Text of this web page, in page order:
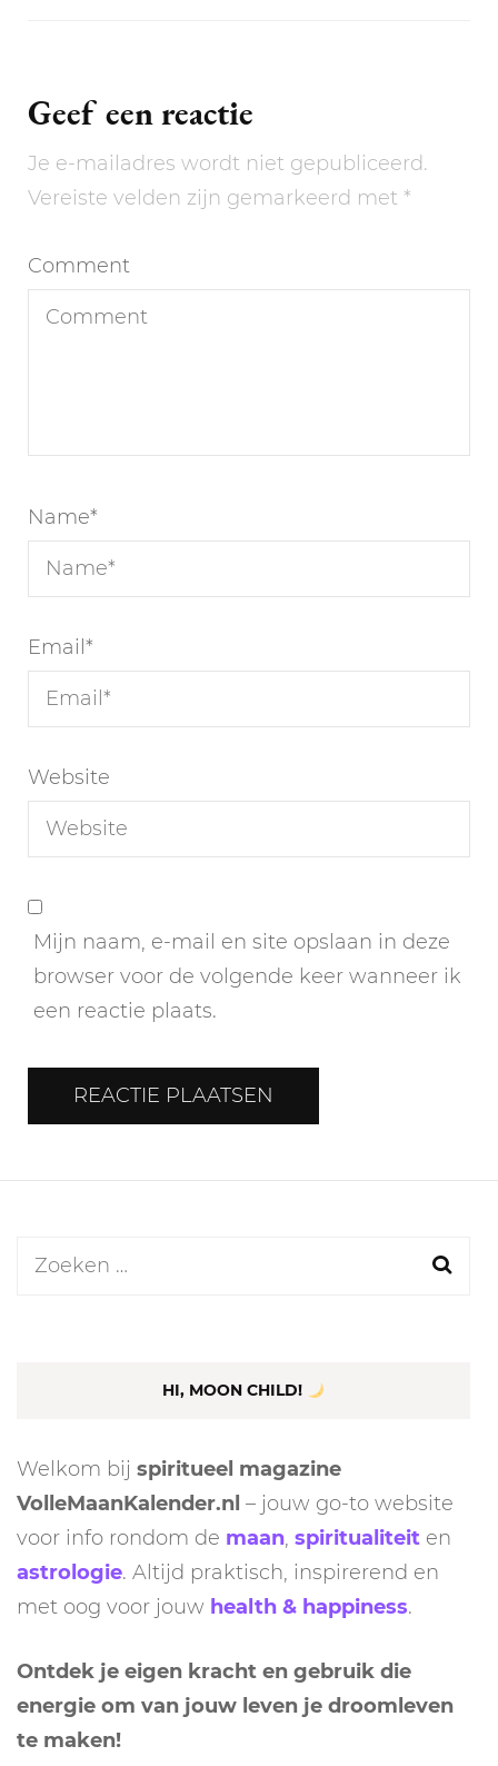
Geef een reactie
Je e-mailadres wordt niet gepubliceerd.
Vereiste velden zijn gemarkeerd met *
Comment
Name*
Email *
Website
Mijn naam, e-mail en site opslaan in deze
browser voor de volgende keer wanneer ik
een reactie plaats.
Zoeken
HI, MOON CHILD!
Welkom bij spiritueel magazine
VolleMaanKalender.nl – jouw go-to website
voor info rondom de maan, spiritualiteit en
astrologie. Altijd praktisch, inspirerend en
met oog voor jouw health & happiness.
Ontdek je eigen kracht en gebruik die
energie om van jouw leven je droomleven
te maken!